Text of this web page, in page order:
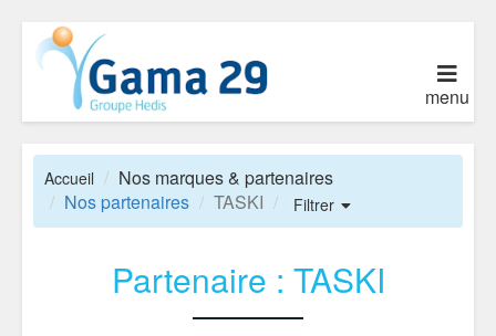
menu
Accueil
Nos marques & partenaires
Nos partenaires
TASKI Filtrer
Partenaire : TASKI